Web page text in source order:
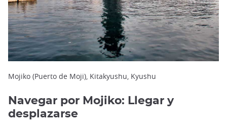
Mojiko (Puerto de Moji), Kitakyushu, Kyushu
Navegar por Mojiko: Llegar y
desplazarse